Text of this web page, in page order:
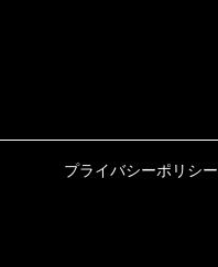
プライバシーポリシー